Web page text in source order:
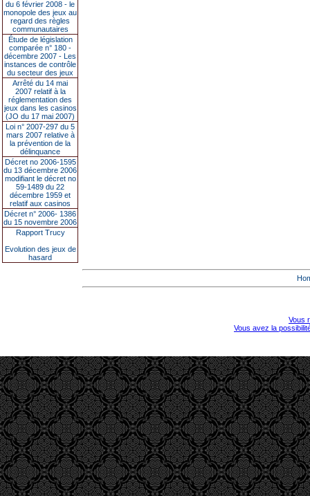
du 6 février 2008 - le
monopole des jeux au
regard des règles
communautaires
Étude de législation
comparée n° 180 -
décembre 2007 - Les
instances de contrôle
du secteur des jeux
Arrêté du 14 mai
2007 relatif à la
réglementation des
jeux dans les casinos
(JO du 17 mai 2007)
Loi n° 2007-297 du 5
mars 2007 relative à
la prévention de la
délinquance
Décret no 2006-1595
du 13 décembre 2006
modifiant le décret no
59-1489 du 22
décembre 1959 et
relatif aux casinos
Décret n° 2006- 1386
du 15 novembre 2006
Rapport Trucy
Evolution des jeux de
hasard
Vous
Vous avez la